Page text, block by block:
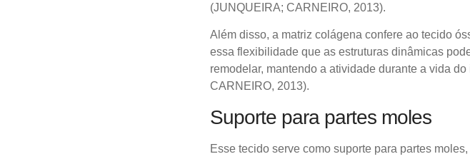
(JUNQUEIRA; CARNEIRO, 2013).
Além disso, a matriz colágena confere ao tecido
essa flexibilidade que as estruturas dinâmicas
remodelar, mantendo a atividade durante a vida
CARNEIRO, 2013).
Suporte para partes moles
Esse tecido serve como suporte para partes